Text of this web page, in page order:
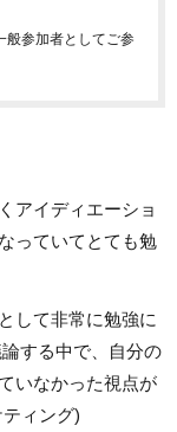
般参加者としてご参
アイディエーショ
っていてとても勉
して非常に勉強に
する中で、自分の
いなかった視点が
ィング)